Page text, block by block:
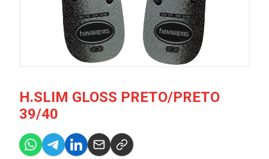
H.SLIM GLOSS PRETO/PRETO
39/40